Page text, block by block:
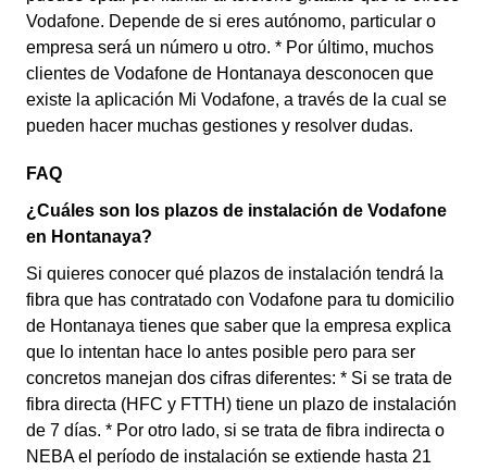
Vodafone. Depende de si eres autónomo, particular o
empresa será un número u otro. * Por último, muchos
clientes de Vodafone de Hontanaya desconocen que
existe la aplicación Mi Vodafone, a través de la cual se
pueden hacer muchas gestiones y resolver dudas.
FAQ
¿Cuáles son los plazos de instalación de Vodafone
en Hontanaya?
Si quieres conocer qué plazos de instalación tendrá la
fibra que has contratado con Vodafone para tu domicilio
de Hontanaya tienes que saber que la empresa explica
que lo intentan hace lo antes posible pero para ser
concretos manejan dos cifras diferentes: * Si se trata de
fibra directa (HFC y FTTH) tiene un plazo de instalación
de 7 días. * Por otro lado, si se trata de fibra indirecta o
NEBA el período de instalación se extiende hasta 21